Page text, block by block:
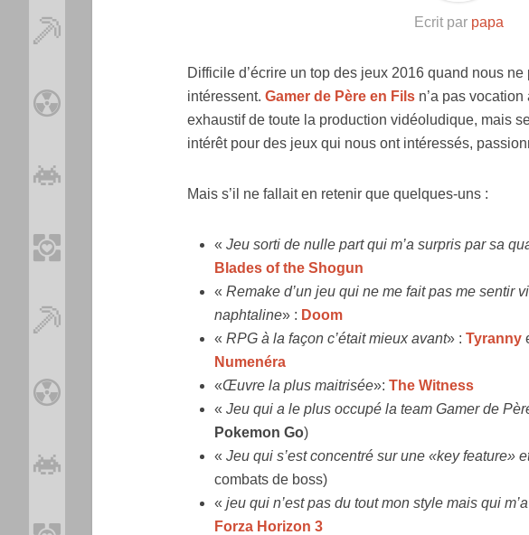
Ecrit par papa
Difficile d’écrire un top des jeux 2016 quand nous
intéressent. Gamer de Père en Fils n’a pas
exhaustif de toute la production vidéoludique, mais
intérêt pour des jeux qui nous ont intéressés,
Mais s’il ne fallait en retenir que quelques-uns :
« Jeu sorti de nulle part qui m’a surpris par sa
Blades of the Shogun
« Remake d’un jeu qui ne me fait pas me sentir
naphtaline» : Doom
« RPG à la façon c’était mieux avant» : Tyranny
Numenéra
«Œuvre la plus maitrisée»: The Witness
« Jeu qui a le plus occupé la team Gamer de
Pokemon Go)
« Jeu qui s’est concentré sur une «key feature»
combats de boss)
« jeu qui n’est pas du tout mon style mais qui
Forza Horizon 3